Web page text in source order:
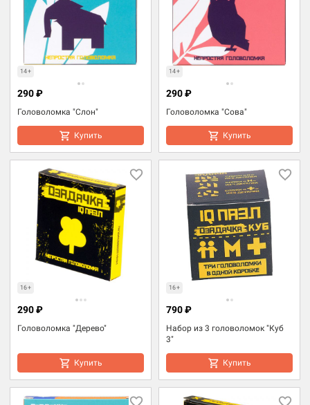
14+
Головоломка "Слон"
290 ₽
Купить
14+
Головоломка "Сова"
290 ₽
Купить
16+
Головоломка "Дерево"
290 ₽
Купить
16+
Набор из 3 головоломок "Куб
3"
790 ₽
Купить